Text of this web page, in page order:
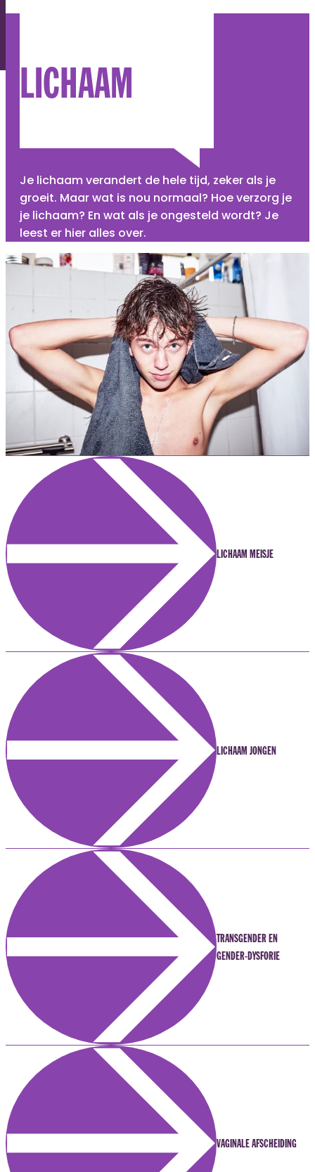
LICHAAM
Je lichaam verandert de hele tijd, zeker als je
groeit. Maar wat is nou normaal? Hoe verzorg je
je lichaam? En wat als je ongesteld wordt? Je
leest er hier alles over.
LICHAAM MEISJE
LICHAAM JONGEN
TRANSGENDER EN
GENDER-DYSFORIE
VAGINALE AFSCHEIDING